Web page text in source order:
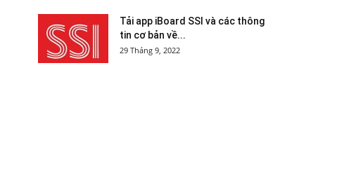
Tải app iBoard SSI và các thông
tin cơ bản về...
29 Tháng 9, 2022